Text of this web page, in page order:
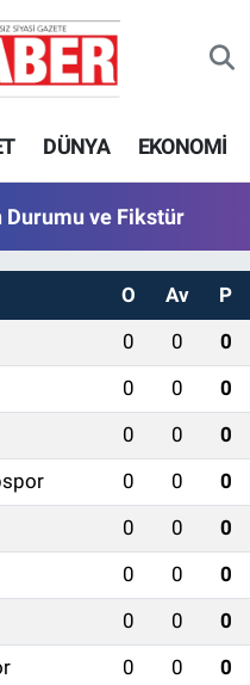
DÜNYA EKONOMİ
Durumu ve Fikstür
O Av
P
0 0
0
0 0
0
0 0
0
0 0
0
0 0
0
0 0
0
0 0
0
0 0
0
Haritası
ve Fikstür